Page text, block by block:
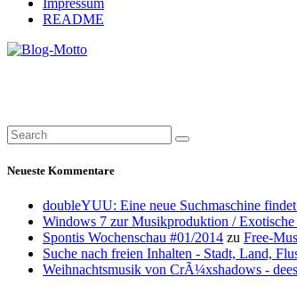
Impressum
README
Neueste Kommentare
doubleYUU: Eine neue Suchmaschine
Windows 7 zur Musikproduktion /
Spontis Wochenschau #01/2014 zu Free-
Suche nach freien Inhalten - Stadt, Land,
Weihnachtsmusik von CrÃ¼xshadows -